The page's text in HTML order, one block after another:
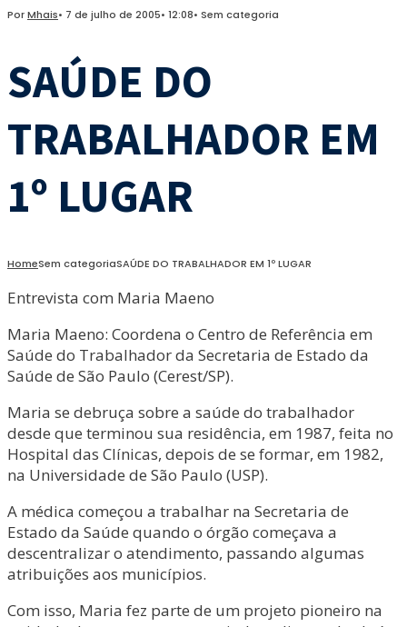
PorMhais• 7 de julho de 2005• 12:08• Sem categoria
SAÚDE DO
TRABALHADOR EM
1º LUGAR
HomeSem categoriaSAÚDE DO TRABALHADOR EM 1º LUGAR
Entrevista com Maria Maeno
Maria Maeno: Coordena o Centro de Referência em
Saúde do Trabalhador da Secretaria de Estado da
Saúde de São Paulo (Cerest/SP).
Maria se debruça sobre a saúde do trabalhador
desde que terminou sua residência, em 1987, feita no
Hospital das Clínicas, depois de se formar, em 1982,
na Universidade de São Paulo (USP).
A médica começou a trabalhar na Secretaria de
Estado da Saúde quando o órgão começava a
descentralizar o atendimento, passando algumas
atribuições aos municípios.
Com isso, Maria fez parte de um projeto pioneiro na